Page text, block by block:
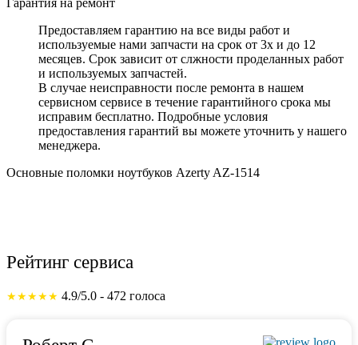
Гарантия на ремонт
Предоставляем гарантию на все виды работ и
используемые нами запчасти на срок от 3х и до 12
месяцев. Срок зависит от слжности проделанных работ
и используемых запчастей.
В случае неисправности после ремонта в нашем
сервисном сервисе в течение гарантийного срока мы
исправим бесплатно. Подробные условия
предоставления гарантий вы можете уточнить у нашего
менеджера.
Основные поломки ноутбуков Azerty AZ-1514
Рейтинг сервиса
★★★★★ 4.9/5.0 - 472 голоса